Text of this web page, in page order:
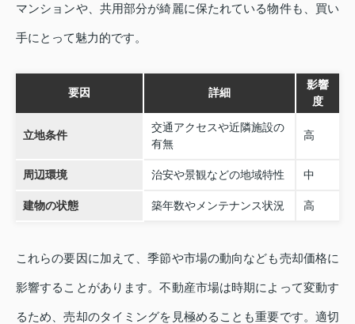
マンションや、共用部分が綺麗に保たれている物件も、買い
手にとって魅力的です。
要因 詳細
影響
度
立地条件
交通アクセスや近隣施設の
有無
高
周辺環境 治安や景観などの地域特性 中
建物の状態 築年数やメンテナンス状況 高
これらの要因に加えて、季節や市場の動向なども売却価格に
影響することがあります。不動産市場は時期によって変動す
るため、売却のタイミングを見極めることも重要です。適切